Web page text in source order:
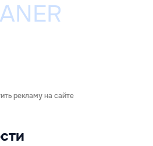
рекламу на сайте